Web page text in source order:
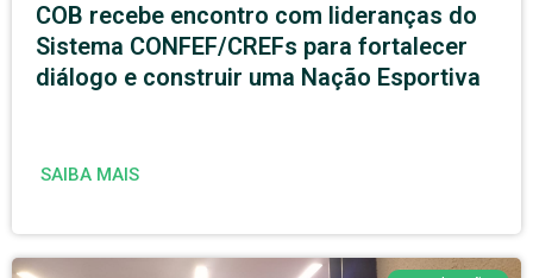
COB recebe encontro com lideranças do
Sistema CONFEF/CREFs para fortalecer
diálogo e construir uma Nação Esportiva
SAIBA MAIS